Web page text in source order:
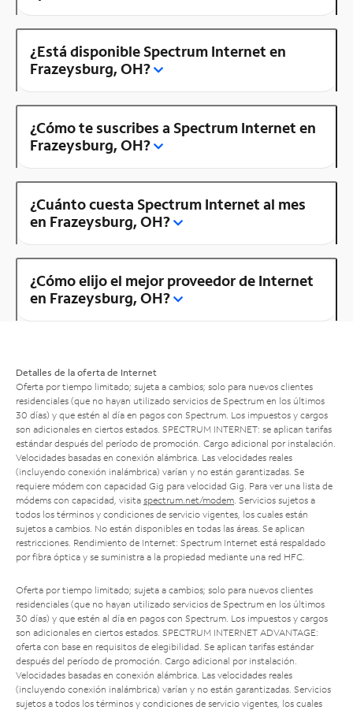
¿Está disponible Spectrum Internet en
Frazeysburg, OH?
¿Cómo te suscribes a Spectrum Internet en
Frazeysburg, OH?
¿Cuánto cuesta Spectrum Internet al mes
en Frazeysburg, OH?
¿Cómo elijo el mejor proveedor de Internet
en Frazeysburg, OH?
Detalles de la oferta de Internet
Oferta por tiempo limitado; sujeta a cambios; solo para nuevos clientes
residenciales (que no hayan utilizado servicios de Spectrum en los últimos
30 días) y que estén al día en pagos con Spectrum. Los impuestos y cargos
son adicionales en ciertos estados. SPECTRUM INTERNET: se aplican tarifas
estándar después del período de promoción. Cargo adicional por instalación.
Velocidades basadas en conexión alámbrica. Las velocidades reales
(incluyendo conexión inalámbrica) varían y no están garantizadas. Se
requiere módem con capacidad Gig para velocidad Gig. Para ver una lista de
módems con capacidad, visita spectrum.net/modem . Servicios sujetos a
todos los términos y condiciones de servicio vigentes, los cuales están
sujetos a cambios. No están disponibles en todas las áreas. Se aplican
restricciones. Rendimiento de Internet: Spectrum Internet está respaldado
por fibra óptica y se suministra a la propiedad mediante una red HFC.
Oferta por tiempo limitado; sujeta a cambios; solo para nuevos clientes
residenciales (que no hayan utilizado servicios de Spectrum en los últimos
30 días) y que estén al día en pagos con Spectrum. Los impuestos y cargos
son adicionales en ciertos estados. SPECTRUM INTERNET ADVANTAGE:
oferta con base en requisitos de elegibilidad. Se aplican tarifas estándar
después del período de promoción. Cargo adicional por instalación.
Velocidades basadas en conexión alámbrica. Las velocidades reales
(incluyendo conexión inalámbrica) varían y no están garantizadas. Servicios
sujetos a todos los términos y condiciones de servicio vigentes, los cuales